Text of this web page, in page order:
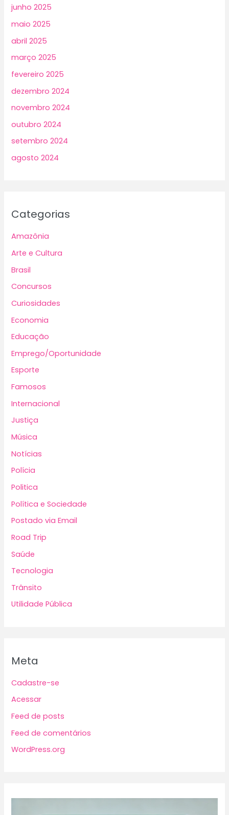
junho 2025
maio 2025
abril 2025
março 2025
fevereiro 2025
dezembro 2024
novembro 2024
outubro 2024
setembro 2024
agosto 2024
Categorias
Amazônia
Arte e Cultura
Brasil
Concursos
Curiosidades
Economia
Educação
Emprego/Oportunidade
Esporte
Famosos
Internacional
Justiça
Música
Notícias
Polícia
Politica
Política e Sociedade
Postado via Email
Road Trip
Saúde
Tecnologia
Trânsito
Utilidade Pública
Meta
Cadastre-se
Acessar
Feed de posts
Feed de comentários
WordPress.org